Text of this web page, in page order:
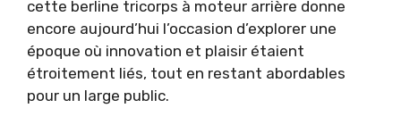
cette berline tricorps à moteur arrière donne
encore aujourd’hui l’occasion d’explorer une
époque où innovation et plaisir étaient
étroitement liés, tout en restant abordables
pour un large public.